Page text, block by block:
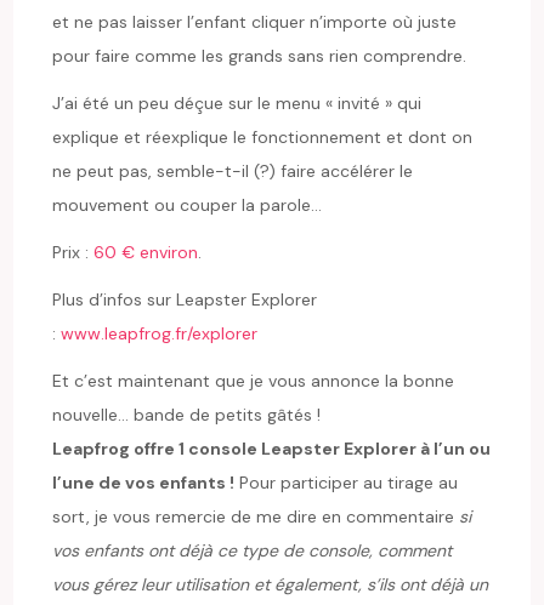
et ne pas laisser l’enfant cliquer n’importe où juste
pour faire comme les grands sans rien comprendre.
J’ai été un peu déçue sur le menu « invité » qui
explique et réexplique le fonctionnement et dont on
ne peut pas, semble-t-il (?) faire accélérer le
mouvement ou couper la parole…
Prix :60 € environ.
Plus d’infos sur Leapster Explorer
:www.leapfrog.fr/explorer
Et c’est maintenant que je vous annonce la bonne
nouvelle… bande de petits gâtés !
Leapfrog offre 1 console Leapster Explorer à l’un ou
l’une de vos enfants ! Pour participer au tirage au
sort, je vous remercie de me dire en commentaire si
vos enfants ont déjà ce type de console, comment
vous gérez leur utilisation et également, s’ils ont déjà un